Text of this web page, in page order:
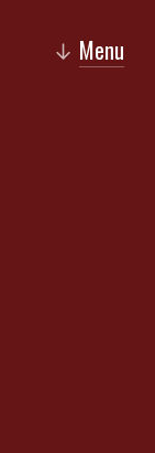
↓ Menu